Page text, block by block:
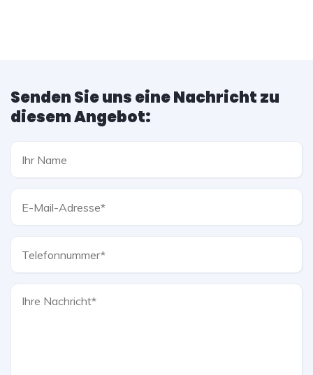
Senden Sie uns eine Nachricht zu
diesem Angebot: